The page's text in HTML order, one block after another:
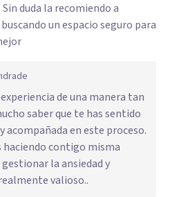
duda la recomiendo a
un espacio seguro para
de una manera tan
saber que te has sentido
acompañada en este proceso.
haciendo contigo misma
la ansiedad y
valioso..